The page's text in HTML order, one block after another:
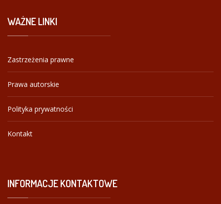
WAŻNELINKI
Zastrzeżenia prawne
Prawa autorskie
Polityka prywatności
Kontakt
INFORMACJEKONTAKTOWE